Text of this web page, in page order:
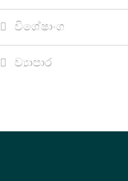
විශේෂාංග
ව්‍යාපාර